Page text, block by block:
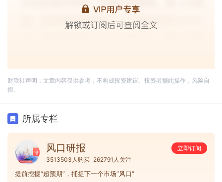
财联社声明：文章内容仅供参考，不构成投资建议。投资者据此操作，风险自
担。
所属专栏
风口研报
立即订阅
3513503人购买 262791人关注
提前挖掘“超预期”，捕捉下一个市场“风口”